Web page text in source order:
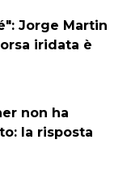
Jorge Martin
iridata è
non ha
la risposta